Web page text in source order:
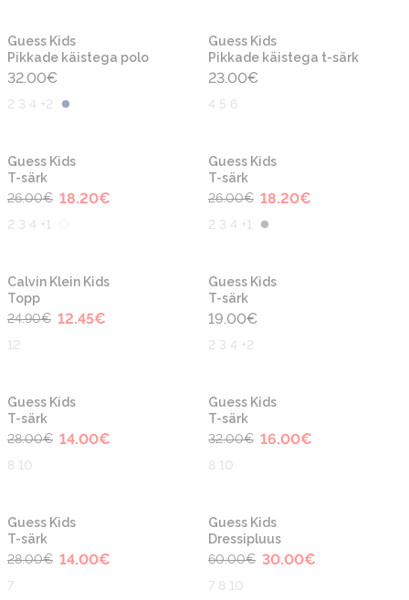
Guess Kids
Pikkade käistega polo
32.00€
2 3 4 +2
Guess Kids
Pikkade käistega t-särk
23.00€
4 5 6
-30%
Guess Kids
T-särk
26.00€ 18.20€
2 3 4 +1
-30%
Guess Kids
T-särk
26.00€ 18.20€
2 3 4 +1
-50%
Calvin Klein Kids
Topp
24.90€ 12.45€
12
Guess Kids
T-särk
19.00€
2 3 4 +2
-50%
Guess Kids
T-särk
28.00€ 14.00€
8 10
-50%
Guess Kids
T-särk
32.00€ 16.00€
8 10
-50%
Guess Kids
T-särk
28.00€ 14.00€
7
-50%
Guess Kids
Dressipluus
60.00€ 30.00€
7 8 10